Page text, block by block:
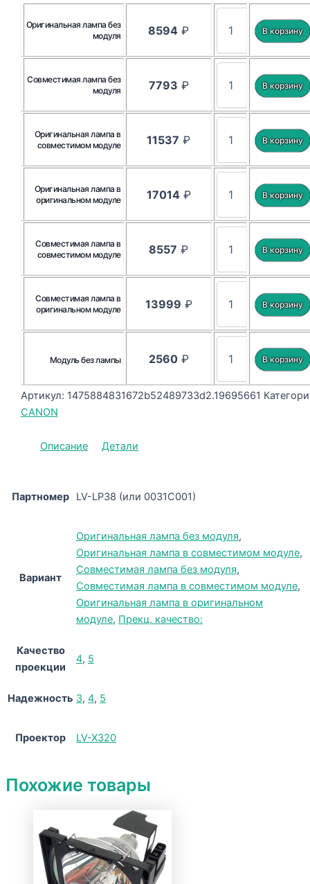
Оригинальная лампа без
модуля
8594 ₽
Совместимая лампа без
модуля
7793 ₽
Оригинальная лампа в
совместимом модуле
11537 ₽
Оригинальная лампа в
оригинальном модуле
17014₽
Совместимая лампа в
совместимом модуле
8557 ₽
Совместимая лампа в
оригинальном модуле
13999 ₽
Модуль без лампы 2560₽
Артикул: 1475884831672b52489733d2.19695661
CANON
Описание Детали
Партномер LV-LP38 (или 0031C001)
Вариант
Оригинальная лампа без модуля,
Оригинальная лампа в совместимом модуле,
Совместимая лампа без модуля,
Совместимая лампа в совместимом модуле,
Оригинальная лампа в оригинальном
модуле, Прекц. качество:
Качество
проекции
4, 5
Надежность 3, 4, 5
Проектор LV-X320
Похожие товары